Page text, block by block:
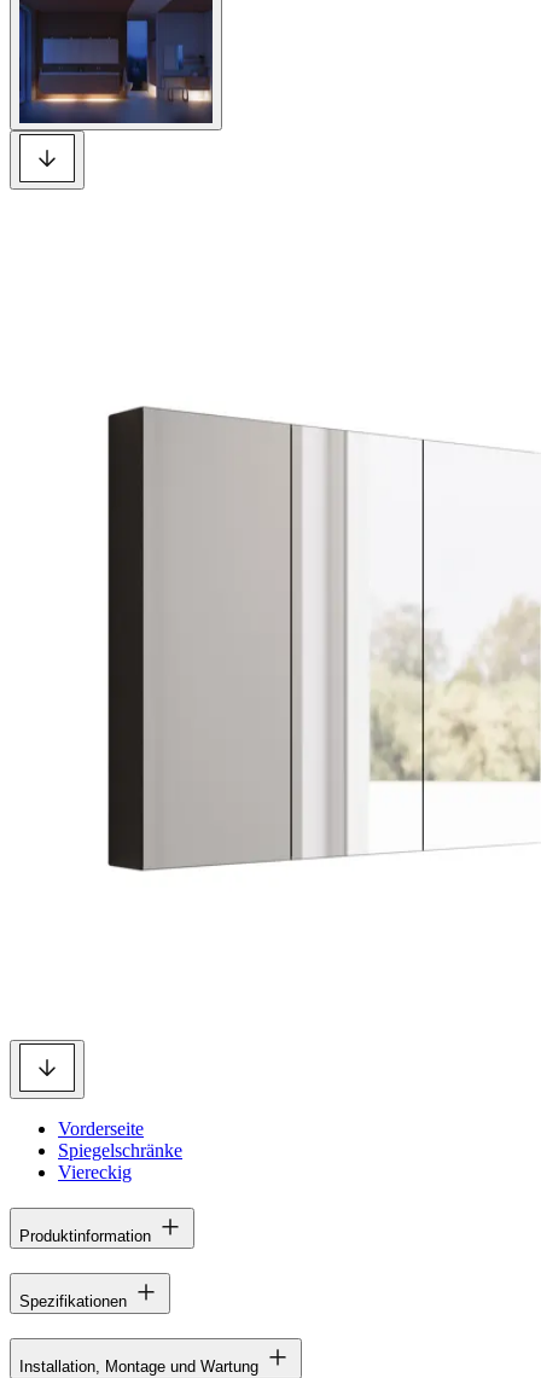
Vorderseite
Spiegelschränke
Viereckig
Produktinformation
Spezifikationen
Installation, Montage und Wartung